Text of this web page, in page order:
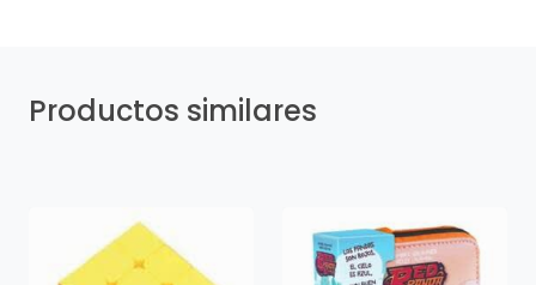
Productos similares